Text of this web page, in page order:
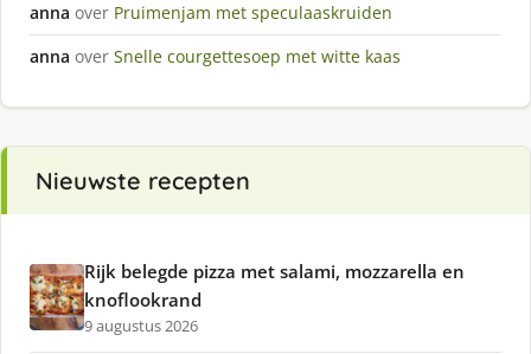
anna over Pruimenjam met speculaaskruiden
anna over Snelle courgettesoep met witte kaas
Nieuwste recepten
Rijk belegde pizza met salami, mozzarella en
knoflookrand
9 augustus 2026